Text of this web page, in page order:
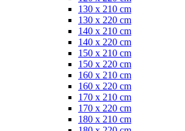
130 x 210 cm
130 x 220 cm
140 x 210 cm
140 x 220 cm
150 x 210 cm
150 x 220 cm
160 x 210 cm
160 x 220 cm
170 x 210 cm
170 x 220 cm
180 x 210 cm